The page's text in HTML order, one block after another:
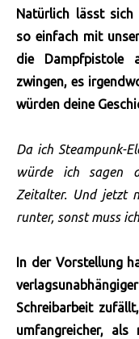
Natürlich lässt sich
so einfach mit
die Dampfpistole
zwingen, es
würden deine
Da ich Steampunk-
würde ich sagen
Zeitalter. Und jetzt
runter, sonst muss
In der Vorstellung
Schreibarbeit
umfangreicher,